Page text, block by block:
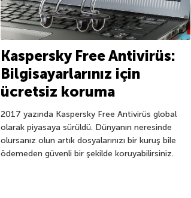
Kaspersky Free Antivirüs:
Bilgisayarlarınız için
ücretsiz koruma
2017 yazında Kaspersky Free Antivirüs global
olarak piyasaya sürüldü. Dünyanın neresinde
olursanız olun artık dosyalarınızı bir kuruş bile
ödemeden güvenli bir şekilde koruyabilirsiniz.